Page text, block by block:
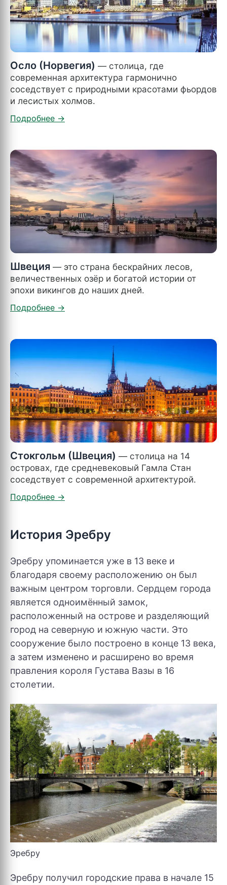
Осло (Норвегия) — столица, где
современная архитектура гармонично
соседствует с природными красотами фьордов
и лесистых холмов.
Швеция — это страна бескрайних лесов,
величественных озёр и богатой истории от
эпохи викингов до наших дней.
Стокгольм (Швеция) — столица на 14
островах, где средневековый Гамла Стан
соседствует с современной архитектурой.
История Эребру
Эребру упоминается уже в 13 веке и
благодаря своему расположению он был
важным центром торговли. Сердцем города
является одноимённый замок,
расположенный на острове и разделяющий
город на северную и южную части. Это
сооружение было построено в конце 13 века,
а затем изменено и расширено во время
правления короля Густава Вазы в 16
столетии.
Эребру
Эребру получил городские права в начале 15